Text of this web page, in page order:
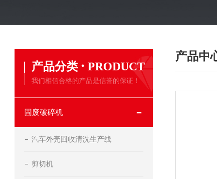
产品分类 · PRODUCT
我们相信合格的产品是信誉的保证！
固废破碎机
汽车外壳回收清洗生产线
剪切机
产品中